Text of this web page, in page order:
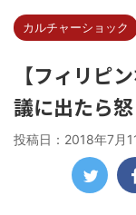
カルチャーショック
【フィリピ
議に出たら
投稿日：2018年7月